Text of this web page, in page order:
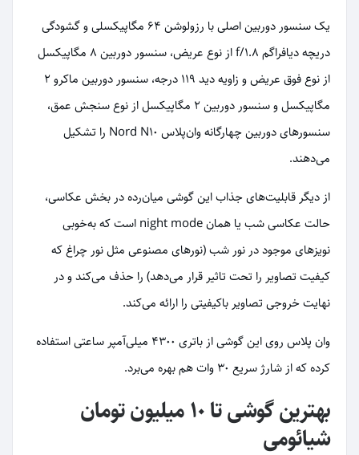
یک سنسور دوربین اصلی با رزولوشن 64 مگاپیکسلی و گشودگی
دریچه دیافراگم f/1.8 از نوع عریض، سنسور دوربین 8 مگاپیکسل
از نوع فوق عریض و زاویه دید 119 درجه، سنسور دوربین ماکرو 2
مگاپیکسل و سنسور دوربین 2 مگاپیکسل از نوع سنجش عمق،
سنسور‌های دوربین چهار‌‌گانه وان‌پلاس Nord N10 را تشکیل
می‌دهند.
از دیگر قابلیت‌های جذاب این گوشی میان‌رده در بخش عکاسی،
حالت عکاسی شب یا همان night mode است که به‌خوبی
نویز‌های موجود در نور شب (نور‌های مصنوعی مثل نور چراغ که
کیفیت تصاویر را تحت تاثیر قرار می‌دهد) را حذف می‌کند و در
نهایت خروجی تصاویر با‌کیفیتی را ارائه می‌کند.
وان پلاس روی این گوشی از باتری ۴۳۰۰ میلی‌آمپر ساعتی استفاده
کرده که از شارژ سریع ۳۰ وات هم بهره می‌برد.
بهترین گوشی تا ۱۰ میلیون تومان
شیائومی